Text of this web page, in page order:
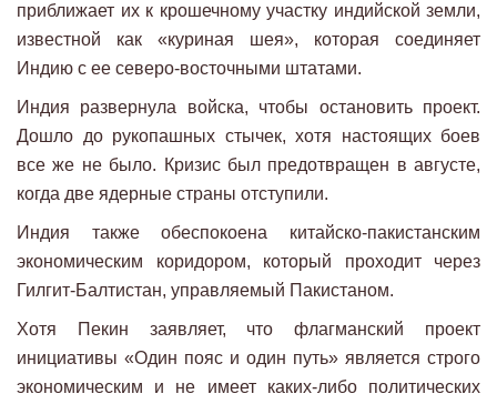
приближает их к крошечному участку индийской земли,
известной как «куриная шея», которая соединяет
Индию с ее северо-восточными штатами.
Индия развернула войска, чтобы остановить проект.
Дошло до рукопашных стычек, хотя настоящих боев
все же не было. Кризис был предотвращен в августе,
когда две ядерные страны отступили.
Индия также обеспокоена китайско-пакистанским
экономическим коридором, который проходит через
Гилгит-Балтистан, управляемый Пакистаном.
Хотя Пекин заявляет, что флагманский проект
инициативы «Один пояс и один путь» является строго
экономическим и не имеет каких-либо политических